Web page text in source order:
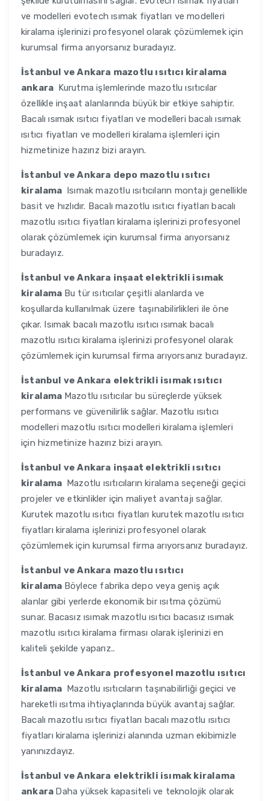
ve modelleri evotech ısımak fiyatları ve modelleri
kiralama işlerinizi profesyonel olarak çözümlemek için
kurumsal firma arıyorsanız buradayız.
İstanbul ve Ankara mazotlu ısıtıcı kiralama
ankara Kurutma işlemlerinde mazotlu ısıtıcılar
özellikle inşaat alanlarında büyük bir etkiye sahiptir.
Bacalı ısımak ısıtıcı fiyatları ve modelleri bacalı ısımak
ısıtıcı fiyatları ve modelleri kiralama işlemleri için
hizmetinize hazırız bizi arayın.
İstanbul ve Ankara depo mazotlu ısıtıcı
kiralama Isımak mazotlu ısıtıcıların montajı genellikle
basit ve hızlıdır. Bacalı mazotlu ısıtıcı fiyatları bacalı
mazotlu ısıtıcı fiyatları kiralama işlerinizi profesyonel
olarak çözümlemek için kurumsal firma arıyorsanız
buradayız.
İstanbul ve Ankara inşaat elektrikli isımak
kiralama Bu tür ısıtıcılar çeşitli alanlarda ve
koşullarda kullanılmak üzere taşınabilirlikleri ile öne
çıkar. Isımak bacalı mazotlu ısıtıcı ısımak bacalı
mazotlu ısıtıcı kiralama işlerinizi profesyonel olarak
çözümlemek için kurumsal firma arıyorsanız buradayız.
İstanbul ve Ankara elektrikli isımak ısıtıcı
kiralama Mazotlu ısıtıcılar bu süreçlerde yüksek
performans ve güvenilirlik sağlar. Mazotlu ısıtıcı
modelleri mazotlu ısıtıcı modelleri kiralama işlemleri
için hizmetinize hazırız bizi arayın.
İstanbul ve Ankara inşaat elektrikli ısıtıcı
kiralama Mazotlu ısıtıcıların kiralama seçeneği geçici
projeler ve etkinlikler için maliyet avantajı sağlar.
Kurutek mazotlu ısıtıcı fiyatları kurutek mazotlu ısıtıcı
fiyatları kiralama işlerinizi profesyonel olarak
çözümlemek için kurumsal firma arıyorsanız buradayız.
İstanbul ve Ankara mazotlu ısıtıcı
kiralama Böylece fabrika depo veya geniş açık
alanlar gibi yerlerde ekonomik bir ısıtma çözümü
sunar. Bacasız ısımak mazotlu ısıtıcı bacasız ısımak
mazotlu ısıtıcı kiralama firması olarak işlerinizi en
kaliteli şekilde yaparız..
İstanbul ve Ankara profesyonel mazotlu ısıtıcı
kiralama Mazotlu ısıtıcıların taşınabilirliği geçici ve
hareketli ısıtma ihtiyaçlarında büyük avantaj sağlar.
Bacalı mazotlu ısıtıcı fiyatları bacalı mazotlu ısıtıcı
fiyatları kiralama işlerinizi alanında uzman ekibimizle
yanınızdayız.
İstanbul ve Ankara elektrikli isımak kiralama
ankara Daha yüksek kapasiteli ve teknolojik olarak